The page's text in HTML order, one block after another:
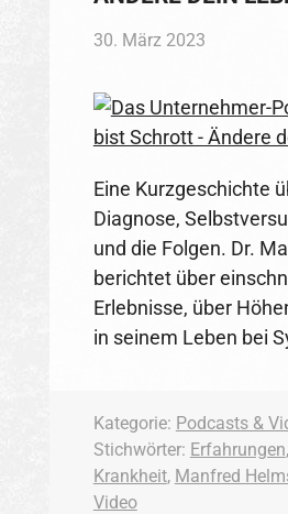
30. März 2023
Eine Kurzgeschichte
Diagnose,
und die Folgen. Dr.
berichtet über
Erlebnisse, über
in seinem Leben bei
Kategorie: Podcasts &
Stichwörter: Erfahrungen,
Krankheit, Manfred
Video